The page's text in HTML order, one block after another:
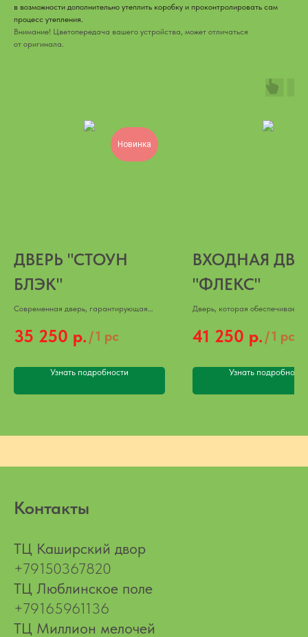
в возможности дополнительно утеплить коробку и проконтролировать сам
процесс утепления.
Внимание! Цветопередача вашего устройства, может отличаться
от оригинала.
Новинка
ДВЕРЬ "СТОУН
БЛЭК"
Современная дверь, гарантирующая
35 250 р. /1 pc
Узнать подробности
ВХОДНАЯ
"ФЛЕКС"
Дверь, которая обеспечивает
41 250 р. /1 pc
Узнать подробности
Контакты
ТЦ Каширский двор
+79150367820
ТЦ Люблинское поле
+79165961136
ТЦ Миллион мелочей